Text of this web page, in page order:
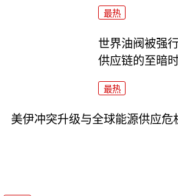
最热
世界油阀被强
供应链的至暗
最热
美伊冲突升级与全球能源供应危